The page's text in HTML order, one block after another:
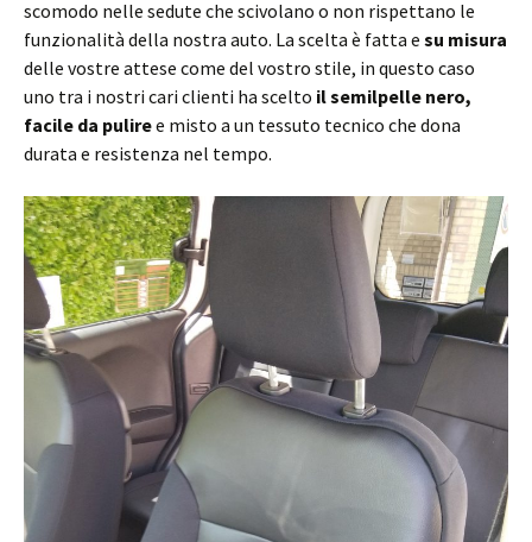
scomodo nelle sedute che scivolano o non rispettano le
funzionalità della nostra auto. La scelta è fatta e su misura
delle vostre attese come del vostro stile, in questo caso
uno tra i nostri cari clienti ha scelto il semilpelle nero,
facile da puliree misto a un tessuto tecnico che dona
durata e resistenza nel tempo.